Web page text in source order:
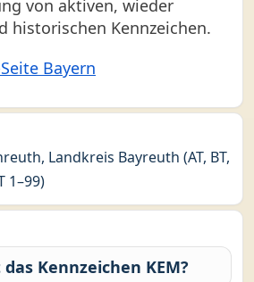
von aktiven, wieder
historischen Kennzeichen.
Bayern
Landkreis Bayreuth (AT, BT,
1–99)
Kennzeichen KEM?